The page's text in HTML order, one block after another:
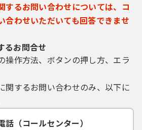
るお問い合わせについては、コ
合わせいただいても回答できませ
るお問合せ
操作方法、ボタンの押し方、エラ
関するお問い合わせのみ、以下に
話（コールセンター）